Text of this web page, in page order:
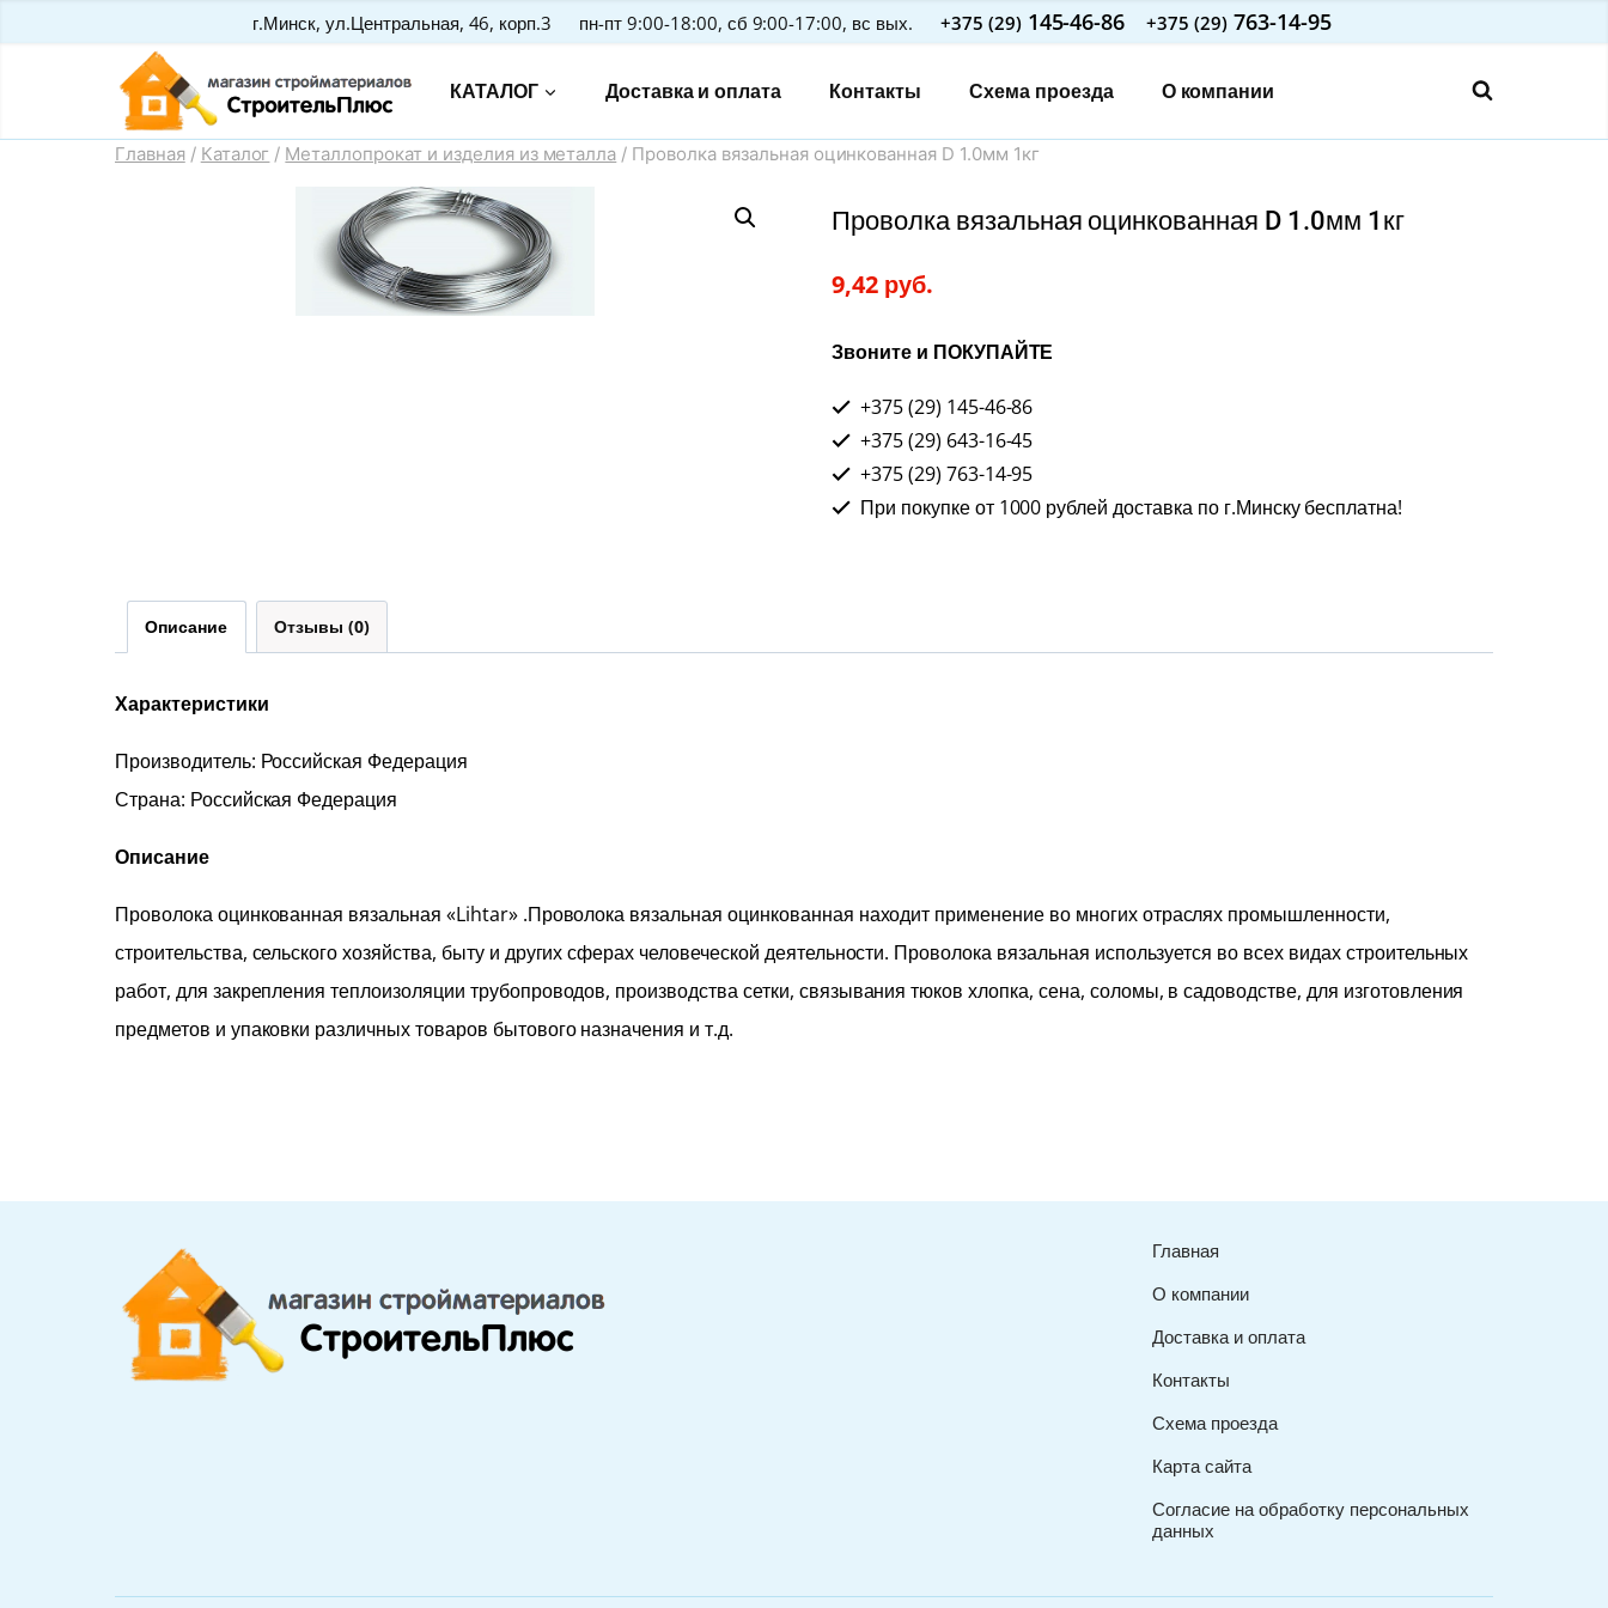
содержимому
г.Минск, ул.Центральная, 46, корп.3 пн-пт 9:00-18:00, сб 9:00-17:00, вс вых. +375 (29) 145-46-86 +375 (29) 763-14-95
КАТАЛОГ Доставка и оплата Контакты Схема проезда О компании
Главная / Каталог / Металлопрокат и изделия из металла / Проволка вязальная оцинкованная D 1.0мм 1кг
Проволка вязальная оцинкованная D 1.0мм 1кг
9,42 руб.
Звоните и ПОКУПАЙТЕ
+375 (29) 145-46-86
+375 (29) 643-16-45
+375 (29) 763-14-95
При покупке от 1000 рублей доставка по г.Минску бесплатна!
Описание Отзывы (0)
Характеристики
Производитель: Российская Федерация
Страна: Российская Федерация
Описание
Проволока оцинкованная вязальная «Lihtar» .Проволока вязальная оцинкованная находит применение во многих отраслях промышленности,
строительства, сельского хозяйства, быту и других сферах человеческой деятельности. Проволока вязальная используется во всех видах строительных
работ, для закрепления теплоизоляции трубопроводов, производства сетки, связывания тюков хлопка, сена, соломы, в садоводстве, для изготовления
предметов и упаковки различных товаров бытового назначения и т.д.
Главная
О компании
Доставка и оплата
Контакты
Схема проезда
Карта сайта
Согласие на обработку персональных
данных